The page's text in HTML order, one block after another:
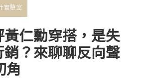
實驗室
仁勳穿搭，是失
？來聊聊反向聲
角